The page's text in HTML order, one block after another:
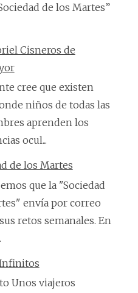
de los Martes”
Cisneros de
cree que existen
niños de todas las
aprenden los
ocul...
de los Martes
que la "Sociedad
envía por correo
retos semanales. En
Unos viajeros